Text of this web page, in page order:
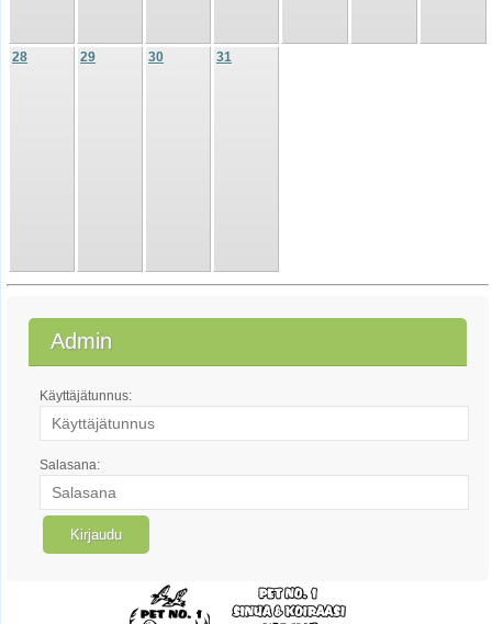
28 29 30 31
Admin
Käyttäjätunnus:
Salasana: